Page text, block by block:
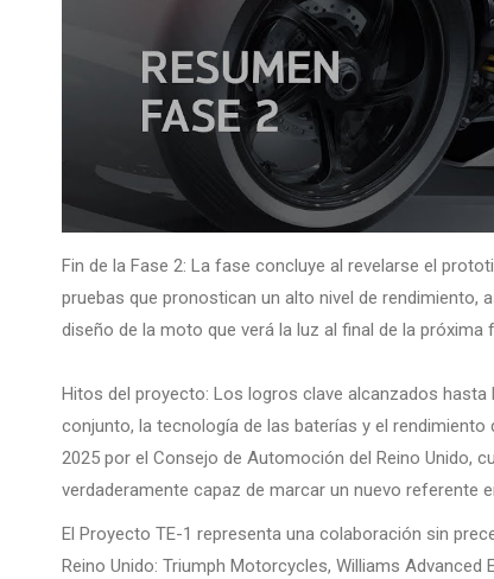
Fin de la Fase 2: La fase concluye al revelarse el
pruebas que pronostican un alto nivel de
diseño de la moto que verá la luz al final de la próxima
Hitos del proyecto: Los logros clave alcanzados
conjunto, la tecnología de las baterías y el
2025 por el Consejo de Automoción del Reino Unido,
verdaderamente capaz de marcar un nuevo referente
El Proyecto TE-1 representa una colaboración sin
Reino Unido: Triumph Motorcycles, Williams Advanced